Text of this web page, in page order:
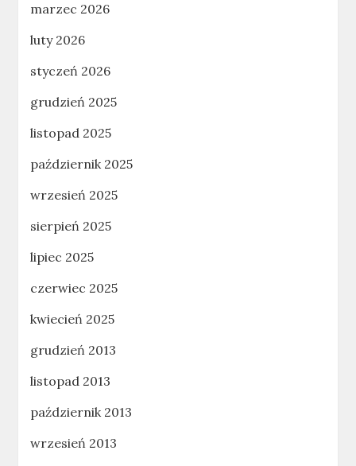
marzec 2026
luty 2026
styczeń 2026
grudzień 2025
listopad 2025
październik 2025
wrzesień 2025
sierpień 2025
lipiec 2025
czerwiec 2025
kwiecień 2025
grudzień 2013
listopad 2013
październik 2013
wrzesień 2013